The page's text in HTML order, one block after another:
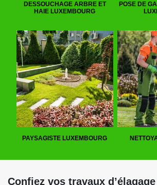
DESSOUCHAGE ARBRE ET
HAIE LUXEMBOURG
POSE DE
PAYSAGISTE LUXEMBOURG
Confiez vos travaux